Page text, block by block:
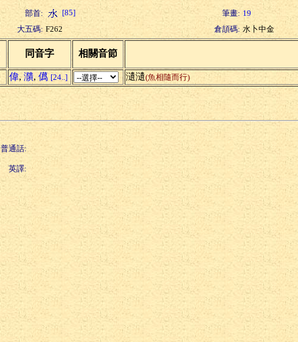
部首: [85] 筆畫: 19
大五碼: F262 倉頡碼: 水卜中金
同音字 相關音節
偉, 濻, 儰 [24..] 瀢瀢(魚相隨而行)
普通話:
英譯: